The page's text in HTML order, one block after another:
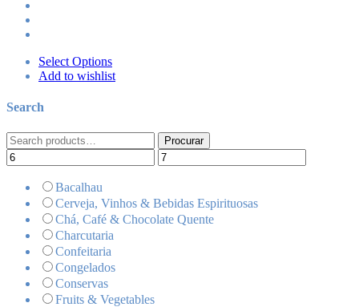
Select Options
Add to wishlist
Search
Search
for:
Procurar
Bacalhau
Cerveja, Vinhos & Bebidas Espirituosas
Chá, Café & Chocolate Quente
Charcutaria
Confeitaria
Congelados
Conservas
Fruits & Vegetables